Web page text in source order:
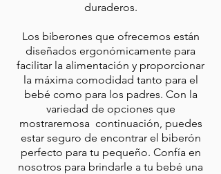
duraderos.
Los biberones que ofrecemos están
diseñados ergonómicamente para
facilitar la alimentación y proporcionar
la máxima comodidad tanto para el
bebé como para los padres. Con la
variedad de opciones que
mostraremosa continuación, puedes
estar seguro de encontrar el biberón
perfecto para tu pequeño. Confía en
nosotros para brindarle a tu bebé una